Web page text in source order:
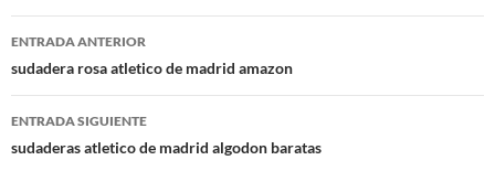
Navegación
de
entradas
ENTRADA ANTERIOR
sudadera rosa atletico de madrid amazon
ENTRADA SIGUIENTE
sudaderas atletico de madrid algodon baratas